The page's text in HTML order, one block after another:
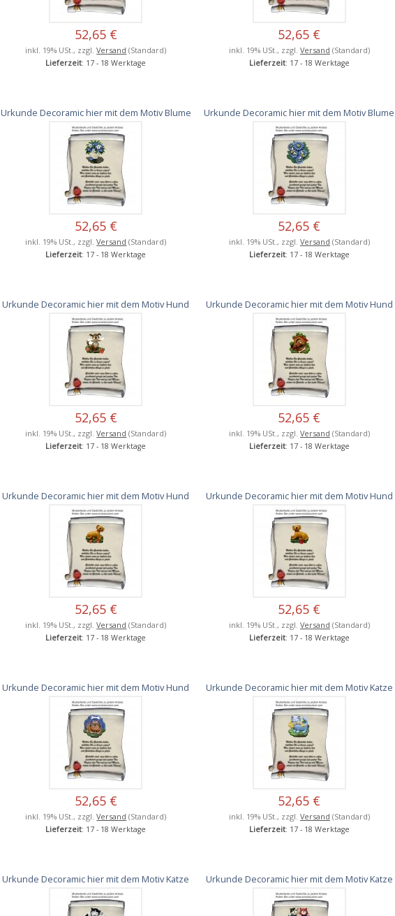
52,65 €
inkl. 19% USt., zzgl.Versand (Standard)
Lieferzeit: 17 - 18 Werktage
52,65 €
inkl. 19% USt., zzgl. Versand (Standard)
Lieferzeit: 17 - 18 Werktage
Urkunde Decoramic hier mit dem Motiv Blume
52,65 €
inkl. 19% USt., zzgl.Versand (Standard)
Lieferzeit: 17 - 18 Werktage
Urkunde Decoramic hier mit dem Motiv Blume
52,65 €
inkl. 19% USt., zzgl. Versand (Standard)
Lieferzeit: 17 - 18 Werktage
Urkunde Decoramic hier mit dem Motiv Hund
52,65 €
inkl. 19% USt., zzgl.Versand (Standard)
Lieferzeit: 17 - 18 Werktage
Urkunde Decoramic hier mit dem Motiv Hund
52,65 €
inkl. 19% USt., zzgl. Versand (Standard)
Lieferzeit: 17 - 18 Werktage
Urkunde Decoramic hier mit dem Motiv Hund
52,65 €
inkl. 19% USt., zzgl.Versand (Standard)
Lieferzeit: 17 - 18 Werktage
Urkunde Decoramic hier mit dem Motiv Hund
52,65 €
inkl. 19% USt., zzgl. Versand (Standard)
Lieferzeit: 17 - 18 Werktage
Urkunde Decoramic hier mit dem Motiv Hund
52,65 €
inkl. 19% USt., zzgl.Versand (Standard)
Lieferzeit: 17 - 18 Werktage
Urkunde Decoramic hier mit dem Motiv Katze
52,65 €
inkl. 19% USt., zzgl. Versand (Standard)
Lieferzeit: 17 - 18 Werktage
Urkunde Decoramic hier mit dem Motiv Katze Urkunde Decoramic hier mit dem Motiv Katze